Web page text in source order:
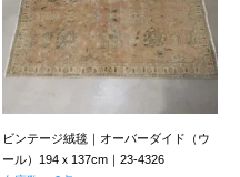
ビンテージ絨毯｜オーバーダイド（ウ
ール）194ｘ137cm｜23-4326